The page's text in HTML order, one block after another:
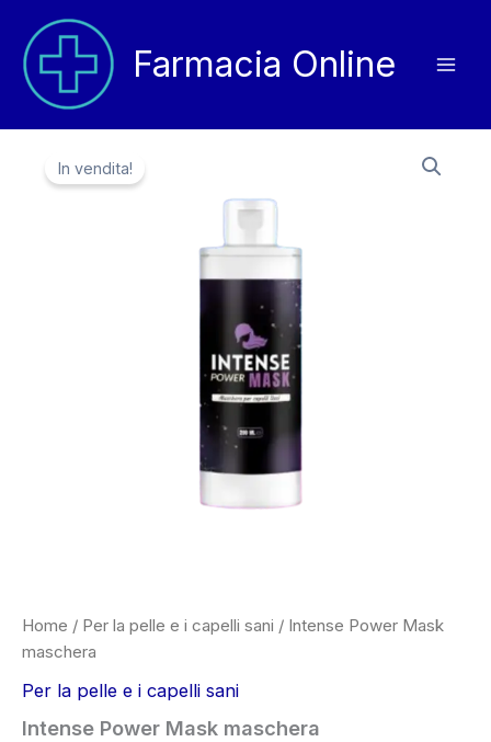
contenuto
Farmacia Online
In vendita!
Home / Per la pelle e i capelli sani / Intense Power Mask
maschera
Per la pelle e i capelli sani
Intense Power Mask maschera